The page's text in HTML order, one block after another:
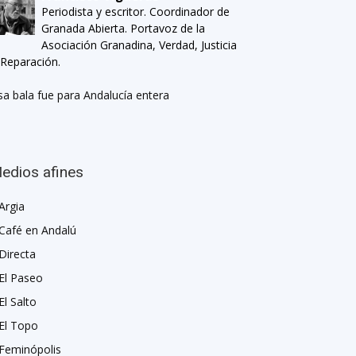
Periodista y escritor. Coordinador de
Granada Abierta. Portavoz de la
Asociación Granadina, Verdad, Justicia
bala fue para Andalucía entera
afines
en Andalú
Directa
El Paseo
El Salto
El Topo
Feminópolis